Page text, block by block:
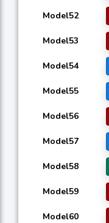
Model52
Model53
Model54
Model55
Model56
Model57
Model58
Model59
Model60